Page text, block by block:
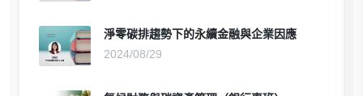
淨零碳排趨勢下的永續金融與企業因應
2024/08/29